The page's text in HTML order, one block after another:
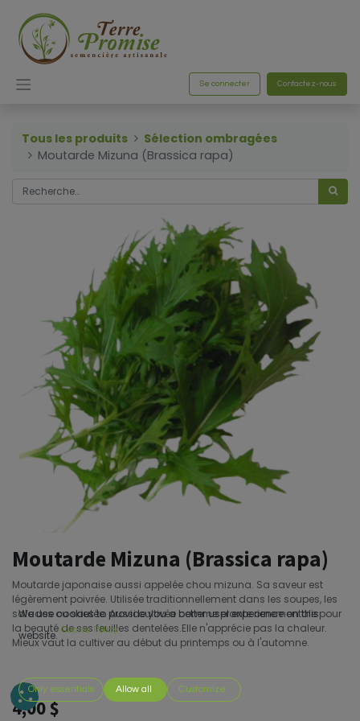
Se connecter Contactez-nous
Tous les produits
Sélection ombragées
Moutarde Mizuna (Brassica rapa)
Moutarde Mizuna (Brassica rapa)
Moutarde japonaise aussi appelée chou mizuna. Sa saveur est
légèrement poivrée. Utilisée traditionnellement dans les soupes, les
salades ou sautée. Aussi cultivée comme plante ornementale pour
la beauté de ses feuilles dentelées.Elle n'apprécie pas la chaleur.
Mieux vaut la cultiver au début du printemps ou à l'automne.
4,00$
We use cookies to provide you a better user experience on this
website. Cookie Policy
Only essentials Allow all Customize